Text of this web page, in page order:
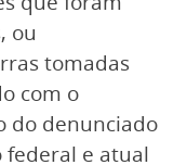
ou
tomadas
com o
do denunciado
federal e atual